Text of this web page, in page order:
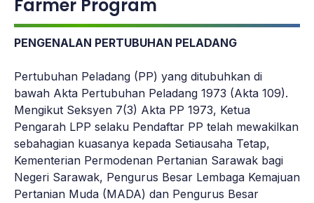
Farmer Program
PENGENALAN PERTUBUHAN PELADANG
Pertubuhan Peladang (PP) yang ditubuhkan di
bawah Akta Pertubuhan Peladang 1973 (Akta 109).
Mengikut Seksyen 7(3) Akta PP 1973, Ketua
Pengarah LPP selaku Pendaftar PP telah mewakilkan
sebahagian kuasanya kepada Setiausaha Tetap,
Kementerian Permodenan Pertanian Sarawak bagi
Negeri Sarawak, Pengurus Besar Lembaga Kemajuan
Pertanian Muda (MADA) dan Pengurus Besar